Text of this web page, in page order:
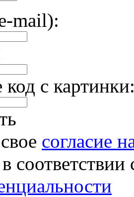
mail):
код с
согласие
в соответствии